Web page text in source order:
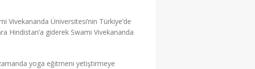
Vivekananda Üniversitesi’nin Türkiye’de
Hindistan’a giderek Swami Vivekananda
yoga eğitmeni yetiştirmeye